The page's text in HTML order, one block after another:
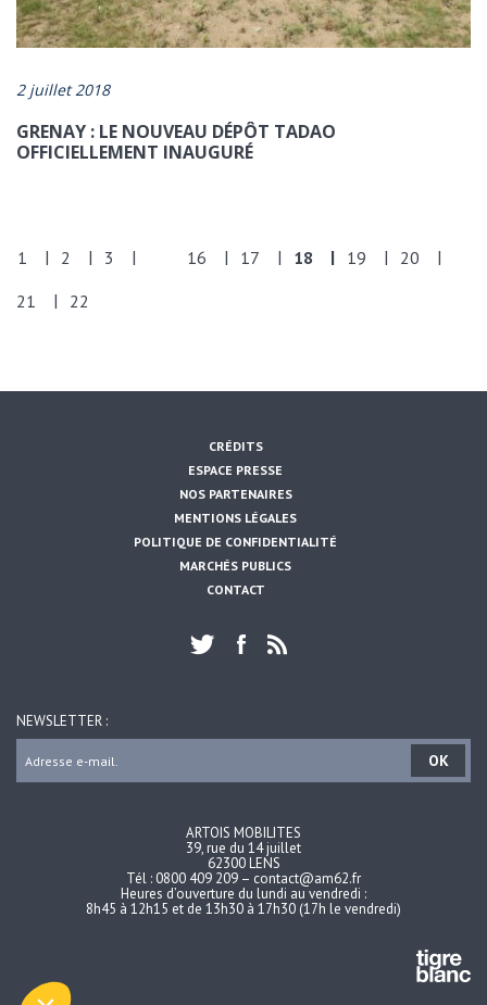
2 juillet 2018
GRENAY : LE NOUVEAU DÉPÔT TADAO
OFFICIELLEMENT INAUGURÉ
1 2 3 16 17 18 19
20
21
22
CRÉDITS
ESPACE PRESSE
NOS PARTENAIRES
MENTIONS LÉGALES
POLITIQUE DE CONFIDENTIALITÉ
MARCHÉS PUBLICS
CONTACT
NEWSLETTER :
OK
ARTOIS MOBILITES
39, rue du 14 juillet
62300 LENS
Tél : 0800 409 209 – contact@am62.fr
Heures d’ouverture du lundi au vendredi :
8h45 à 12h15 et de 13h30 à 17h30 (17h le vendredi)
Salut c'est nous...
On a attendu d'être sûrs que le contenu de
ce site vous intéresse avant de vous
déranger, mais on aimerait bien vous accompagner pendant votre